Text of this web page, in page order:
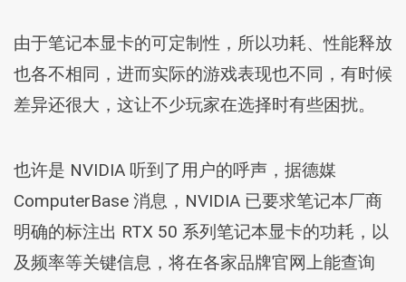
由于笔记本显卡的可定制性，所以功耗、性能释放
也各不相同，进而实际的游戏表现也不同，有时候
差异还很大，这让不少玩家在选择时有些困扰。
也许是 NVIDIA 听到了用户的呼声，据德媒
ComputerBase 消息，NVIDIA 已要求笔记本厂商
明确的标注出 RTX 50 系列笔记本显卡的功耗，以
及频率等关键信息，将在各家品牌官网上能查询